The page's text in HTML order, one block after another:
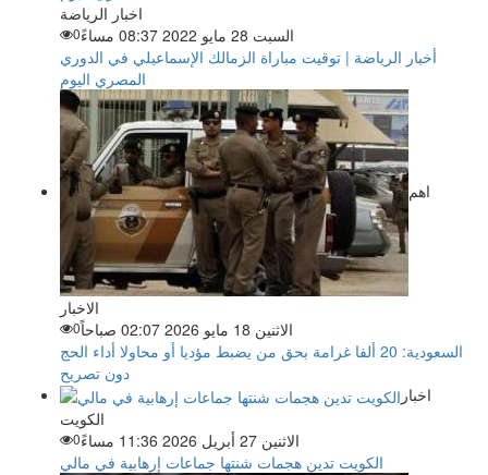
اخبار الرياضة
السبت 28 مايو 2022 08:37 مساءً
0
أخبار الرياضة | توقيت مباراة الزمالك الإسماعيلي في الدوري
المصري اليوم
اهم
الاخبار
الاثنين 18 مايو 2026 02:07 صباحاً
0
السعودية: 20 ألفا غرامة بحق من يضبط مؤديا أو محاولا أداء الحج
دون تصريح
اخبار
الكويت
الاثنين 27 أبريل 2026 11:36 مساءً
0
الكويت تدين هجمات شنتها جماعات إرهابية في مالي